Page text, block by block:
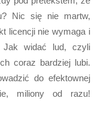
Nic się nie martw,
licencji nie wymaga i
Jak widać lud, czyli
coraz bardziej lubi.
do efektownej
miliony od razu!